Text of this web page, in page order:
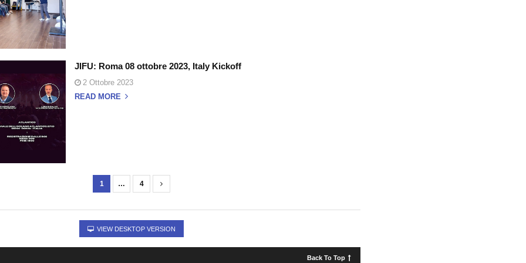
JIFU: Roma 08 ottobre 2023, Italy Kickoff
2 Ottobre 2023
READ MORE
1 … 4
VIEW DESKTOP VERSION
Back To Top